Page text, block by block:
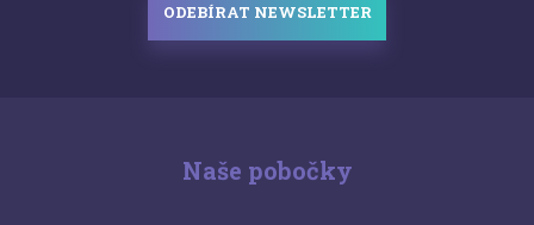
ODEBÍRAT NEWSLETTER
Naše pobočky